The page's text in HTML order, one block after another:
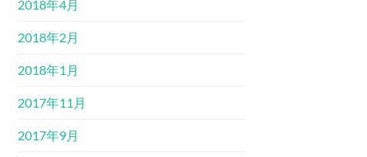
2018年4月
2018年2月
2018年1月
2017年11月
2017年9月